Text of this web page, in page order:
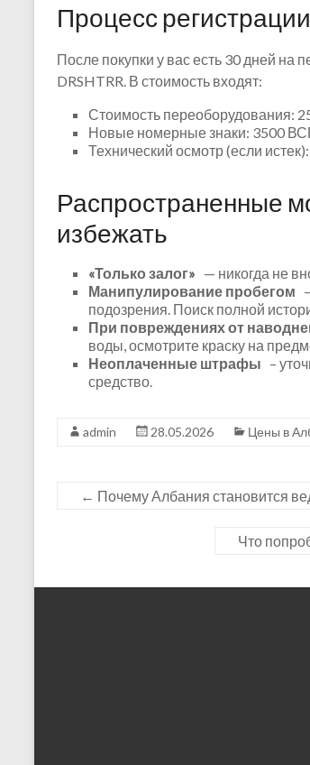
Процесс
После покупки у вас есть 30 дней на
DRSHTRR. В стоимость входят:
Стоимость переоборудования:
Новые номерные знаки: 3500
Технический осмотр (если истек):
Распространенные
избежать
«Только залог» — никогда не
Манипулирование пробегом
подозрения. Поиск полной
При повреждениях от
воды, осмотрите краску на
Неоплаченные штрафы –
средство.
admin 28.05.2026 Цены в
← Почему Албания становится
Что